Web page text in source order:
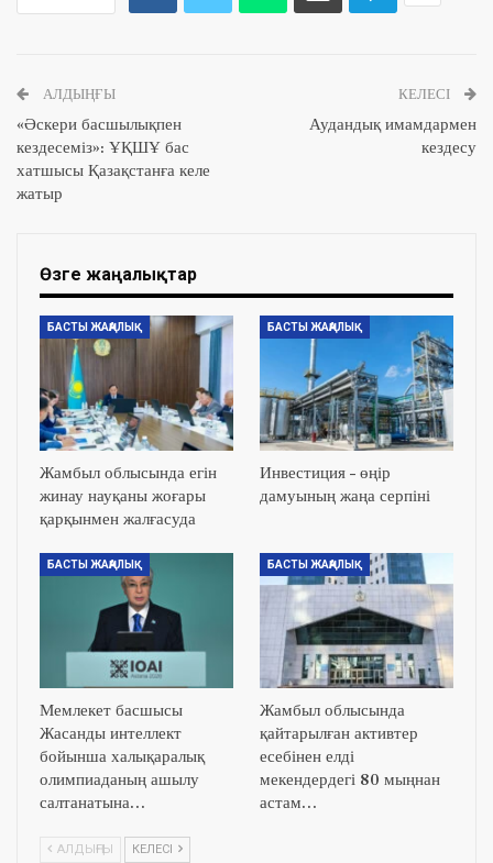
АЛДЫҢҒЫ
«Әскери басшылықпен
кездесеміз»: ҰҚШҰ бас
хатшысы Қазақстанға келе
жатыр
КЕЛЕСІ
Аудандық имамдармен
кездесу
Өзге жаңалықтар
БАСТЫ ЖАҢАЛЫҚ
Жамбыл облысында егін
жинау науқаны жоғары
қарқынмен жалғасуда
БАСТЫ ЖАҢАЛЫҚ
Инвестиция – өңір
дамуының жаңа серпіні
БАСТЫ ЖАҢАЛЫҚ
Мемлекет басшысы
Жасанды интеллект
бойынша халықаралық
олимпиаданың ашылу
салтанатына…
БАСТЫ ЖАҢАЛЫҚ
Жамбыл облысында
қайтарылған активтер
есебінен елді
мекендердегі 80 мыңнан
астам…
АЛДЫҢҒЫ КЕЛЕСІ